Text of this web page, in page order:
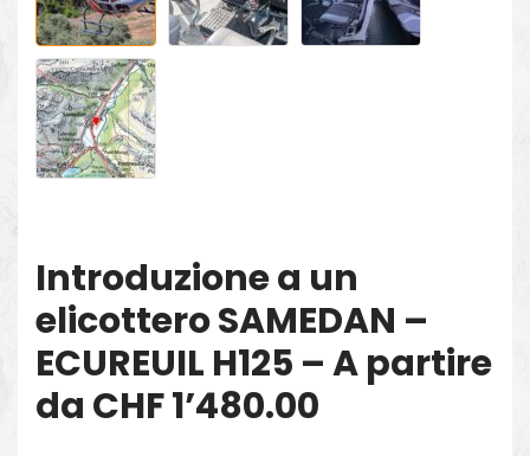
Introduzione a un
elicottero SAMEDAN –
ECUREUIL H125 – A partire
da CHF 1’480.00